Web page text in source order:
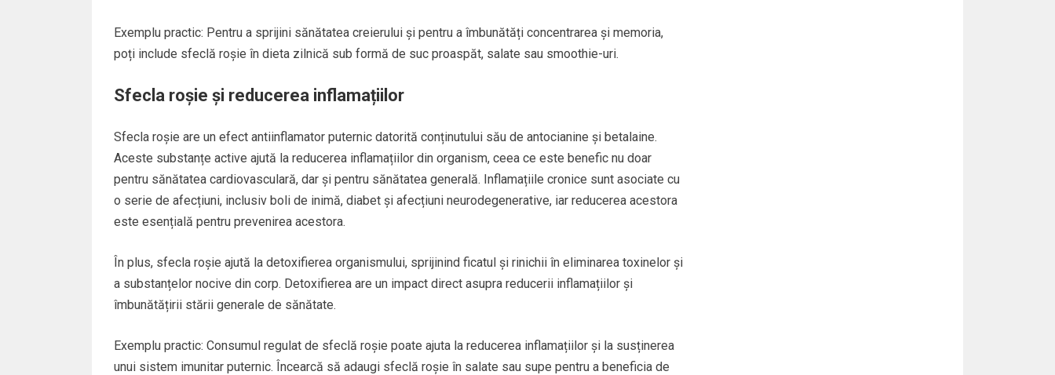
Exemplu practic: Pentru a sprijini sănătatea creierului și pentru a îmbunătăți concentrarea și memoria,
poți include sfeclă roșie în dieta zilnică sub formă de suc proaspăt, salate sau smoothie-uri.
Sfecla roșie și reducerea inflamațiilor
Sfecla roșie are un efect antiinflamator puternic datorită conținutului său de antocianine și betalaine.
Aceste substanțe active ajută la reducerea inflamațiilor din organism, ceea ce este benefic nu doar
pentru sănătatea cardiovasculară, dar și pentru sănătatea generală. Inflamațiile cronice sunt asociate cu
o serie de afecțiuni, inclusiv boli de inimă, diabet și afecțiuni neurodegenerative, iar reducerea acestora
este esențială pentru prevenirea acestora.
În plus, sfecla roșie ajută la detoxifierea organismului, sprijinind ficatul și rinichii în eliminarea toxinelor și
a substanțelor nocive din corp. Detoxifierea are un impact direct asupra reducerii inflamațiilor și
îmbunătățirii stării generale de sănătate.
Exemplu practic: Consumul regulat de sfeclă roșie poate ajuta la reducerea inflamațiilor și la susținerea
unui sistem imunitar puternic. Încearcă să adaugi sfeclă roșie în salate sau supe pentru a beneficia de